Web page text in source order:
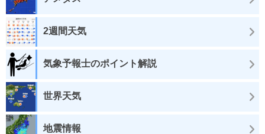
2週間天気
気象予報士のポイント解説
世界天気
地震情報